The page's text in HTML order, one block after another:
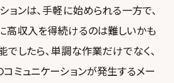
ョンは、手軽に始められる一方で、
高収入を得続けるのは難しいかも
でしたら、単調な作業だけでなく、
ミュニケーションが発生するメー